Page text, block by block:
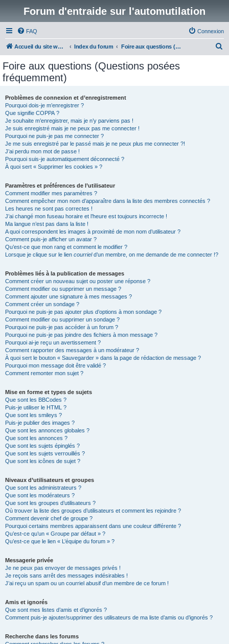
Forum d'entraide sur l'automutilation
FAQ Connexion
Accueil du site www.automutilations.info Index du forum Foire aux questions (Questions posées fréquemment)
Foire aux questions (Questions posées
fréquemment)
Problèmes de connexion et d’enregistrement
Pourquoi dois-je m’enregistrer ?
Que signifie COPPA ?
Je souhaite m’enregistrer, mais je n’y parviens pas !
Je suis enregistré mais je ne peux pas me connecter !
Pourquoi ne puis-je pas me connecter ?
Je me suis enregistré par le passé mais je ne peux plus me connecter ?!
J’ai perdu mon mot de passe !
Pourquoi suis-je automatiquement déconnecté ?
À quoi sert « Supprimer les cookies » ?
Paramètres et préférences de l’utilisateur
Comment modifier mes paramètres ?
Comment empêcher mon nom d’apparaître dans la liste des membres connectés ?
Les heures ne sont pas correctes !
J’ai changé mon fuseau horaire et l’heure est toujours incorrecte !
Ma langue n’est pas dans la liste !
A quoi correspondent les images à proximité de mon nom d’utilisateur ?
Comment puis-je afficher un avatar ?
Qu’est-ce que mon rang et comment le modifier ?
Lorsque je clique sur le lien courrield’un membre, on me demande de me connecter !?
Problèmes liés à la publication de messages
Comment créer un nouveau sujet ou poster une réponse ?
Comment modifier ou supprimer un message ?
Comment ajouter une signature à mes messages ?
Comment créer un sondage ?
Pourquoi ne puis-je pas ajouter plus d’options à mon sondage ?
Comment modifier ou supprimer un sondage ?
Pourquoi ne puis-je pas accéder à un forum ?
Pourquoi ne puis-je pas joindre des fichiers à mon message ?
Pourquoi ai-je reçu un avertissement ?
Comment rapporter des messages à un modérateur ?
À quoi sert le bouton « Sauvegarder » dans la page de rédaction de message ?
Pourquoi mon message doit être validé ?
Comment remonter mon sujet ?
Mise en forme et types de sujets
Que sont les BBCodes ?
Puis-je utiliser le HTML ?
Que sont les smileys ?
Puis-je publier des images ?
Que sont les annonces globales ?
Que sont les annonces ?
Que sont les sujets épinglés ?
Que sont les sujets verrouillés ?
Que sont les icônes de sujet ?
Niveaux d’utilisateurs et groupes
Que sont les administrateurs ?
Que sont les modérateurs ?
Que sont les groupes d’utilisateurs ?
Où trouver la liste des groupes d’utilisateurs et comment les rejoindre ?
Comment devenir chef de groupe ?
Pourquoi certains membres apparaissent dans une couleur différente ?
Qu’est-ce qu’un « Groupe par défaut » ?
Qu’est-ce que le lien « L’équipe du forum » ?
Messagerie privée
Je ne peux pas envoyer de messages privés !
Je reçois sans arrêt des messages indésirables !
J’ai reçu un spam ou un courriel abusif d’un membre de ce forum !
Amis et ignorés
Que sont mes listes d’amis et d’ignorés ?
Comment puis-je ajouter/supprimer des utilisateurs de ma liste d’amis ou d’ignorés ?
Recherche dans les forums